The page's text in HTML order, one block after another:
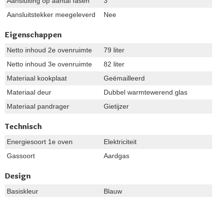
Aansluitstekker meegeleverd
Nee
Eigenschappen
Netto inhoud 2e ovenruimte
79 liter
Netto inhoud 3e ovenruimte
82 liter
Materiaal kookplaat
Geëmailleerd
Materiaal deur
Dubbel warmtewerend glas
Materiaal pandrager
Gietijzer
Technisch
Energiesoort 1e oven
Elektriciteit
Gassoort
Aardgas
Design
Basiskleur
Blauw